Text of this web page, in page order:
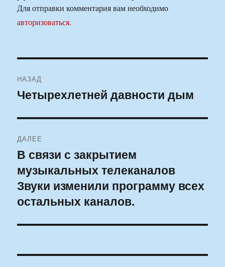
Для отправки комментария вам необходимо
авторизоваться.
по
НАЗАД
Предыдущая
Четырехлетней давности дым
ДАЛЕЕ
Следующая
запись:
В связи с закрытием
музыкальных телеканалов
Звуки изменили программу всех
остальных каналов.